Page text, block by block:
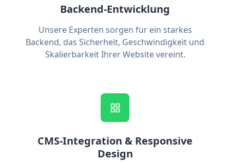
Backend-Entwicklung
Unsere Experten sorgen für ein starkes
Backend, das Sicherheit, Geschwindigkeit und
Skalierbarkeit Ihrer Website vereint.
CMS-Integration & Responsive
Design